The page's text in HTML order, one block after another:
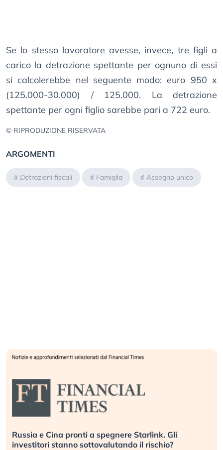
Se lo stesso lavoratore avesse, invece, tre figli a
carico la detrazione spettante per ognuno di essi
si calcolerebbe nel seguente modo: euro 950 x
(125.000-30.000) / 125.000. La detrazione
spettante per ogni figlio sarebbe pari a 722 euro.
© RIPRODUZIONE RISERVATA
ARGOMENTI
# Detrazioni fiscali # Famiglia # Assegno unico
Russia e Cina pronti a spegnere Starlink. Gli
investitori stanno sottovalutando il rischio?